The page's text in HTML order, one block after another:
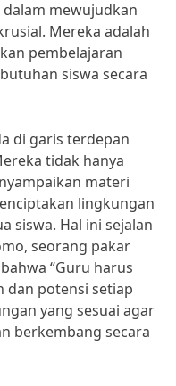
mewujudkan
Mereka adalah
pembelajaran
siswa secara
di garis terdepan
tidak hanya
materi
lingkungan
siswa. Hal ini sejalan
seorang pakar
“Guru harus
dan potensi setiap
yang sesuai agar
berkembang secara